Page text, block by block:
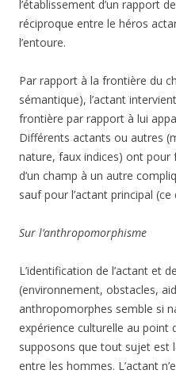
l’établissement d’un rapport
réciproque entre le héros
l’entoure.
Par rapport à la frontière du
sémantique), l’actant
frontière par rapport à lui
Différents actants ou autres
nature, faux indices) ont pour
d’un champ à un autre
sauf pour l’actant principal
Sur l’anthropomorphisme
L’identification de l’actant et
(environnement, obstacles,
anthropomorphes semble si
expérience culturelle au point
supposons que tout sujet est
entre les hommes. L’actant